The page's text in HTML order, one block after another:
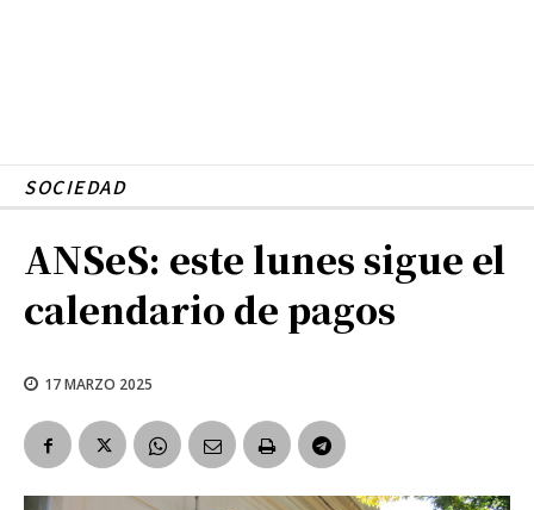
SOCIEDAD
ANSeS: este lunes sigue el
calendario de pagos
17 MARZO 2025